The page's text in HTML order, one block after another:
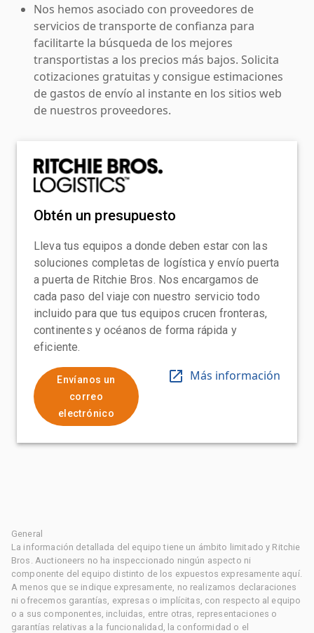
Nos hemos asociado con proveedores de
servicios de transporte de confianza para
facilitarte la búsqueda de los mejores
transportistas a los precios más bajos. Solicita
cotizaciones gratuitas y consigue estimaciones
de gastos de envío al instante en los sitios web
de nuestros proveedores.
Obtén un presupuesto
Lleva tus equipos a donde deben estar con las
soluciones completas de logística y envío puerta
a puerta de Ritchie Bros. Nos encargamos de
cada paso del viaje con nuestro servicio todo
incluido para que tus equipos crucen fronteras,
continentes y océanos de forma rápida y
eficiente.
Envíanos un
correo
electrónico
Más información
General
La información detallada del equipo tiene un ámbito limitado y Ritchie
Bros. Auctioneers no ha inspeccionado ningún aspecto ni
componente del equipo distinto de los expuestos expresamente aquí.
A menos que se indique expresamente, no realizamos declaraciones
ni ofrecemos garantías, expresas o implícitas, con respecto al equipo
o a sus componentes, incluidas, entre otras, representaciones o
garantías relativas a la funcionalidad, la conformidad o el